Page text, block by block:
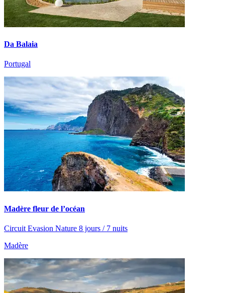
Da Balaia
Portugal
Madère fleur de l’océan
Circuit Evasion Nature 8 jours / 7 nuits
Madère